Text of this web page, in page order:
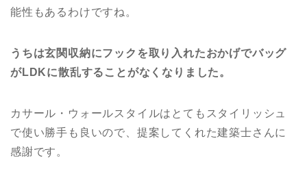
能性もあるわけですね。
うちは玄関収納にフックを取り入れたおかげでバッグ
がLDKに散乱することがなくなりました。
カサール・ウォールスタイルはとてもスタイリッシュ
で使い勝手も良いので、提案してくれた建築士さんに
感謝です。